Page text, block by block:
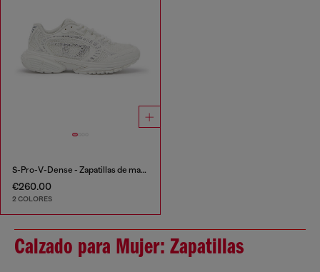
S-Pro-V-Dense - Zapatillas de malla con cristales
€260.00
2 COLORES
Calzado para Mujer: Zapatillas